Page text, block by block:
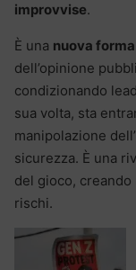
improvvise.
È una nuova
dell’opinione
condizionando
sua volta, sta
manipolazione
sicurezza. È una
del gioco,
rischi.